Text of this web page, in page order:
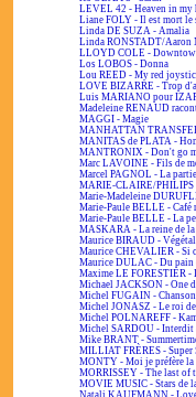
LEVEL 42 - Heaven in my
Liane FOLY - Il est mort le
Linda DE SUZA - Amalia
Linda RONSTADT/Aaron
LLOYD COLE -
Los LOBOS - Donna
Lou REED - My red
LOVE BIZARRE - Trop
Luis MARIANO pour
Madeleine RENAUD
MAGGI - Magie
MANHATTAN
MANITAS de PLATA -
MANTRONIX - Don't go
Marc LAVOINE - Fils de
Marcel PAGNOL - La
MARIE-CLAIRE/PHILIPS
Marie-Madeleine
Marie-Paule BELLE - Café
Marie-Paule BELLE - La
MASKARA - La reine de
Maurice BIRAUD -
Maurice CHEVALIER - Si
Maurice DULAC - Du
Maxime LE FORESTIER -
Michael JACKSON - One
Michel FUGAIN -
Michel JONASZ - Le roi
Michel POLNAREFF -
Michel SARDOU - Interdit
Mike BRANT -
MILLIAT FRÈRES - Super
MONTY - Moi je préfère la
MORRISSEY - The last of
MOVIE MUSIC - Stars de
Natali KAUFMANN -